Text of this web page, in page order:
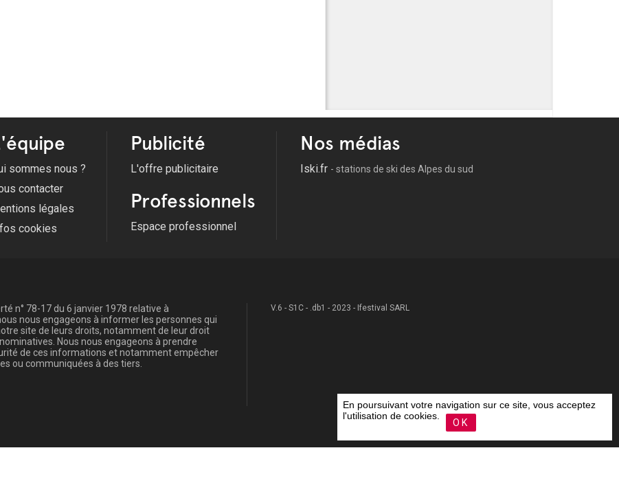
sommes nous ?
contacter
légales
cookies
Publicité
L'offre publicitaire
Professionnels
Espace professionnel
Nos médias
Iski.fr - stations de ski des Alpes du sud
n° 78-17 du 6 janvier 1978 relative à
nous engageons à informer les personnes qui
site de leurs droits, notamment de leur droit
Nous nous engageons à prendre
de ces informations et notamment empêcher
ou communiquées à des tiers.
V.6 - S1C - .db1 - 2023 - Ifestival SARL
En poursuivant votre navigation sur ce site, vous acceptez
l'utilisation de cookies.
OK